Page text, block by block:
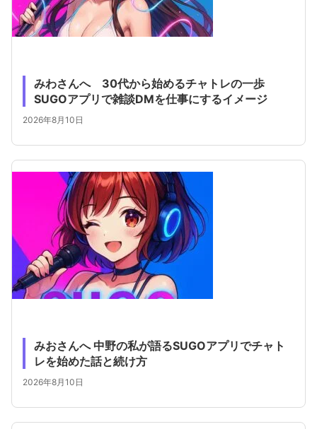
みわさんへ 30代から始めるチャトレの一歩
SUGOアプリで雑談DMを仕事にするイメージ
2026年8月10日
みおさんへ 中野の私が語るSUGOアプリでチャト
レを始めた話と続け方
2026年8月10日